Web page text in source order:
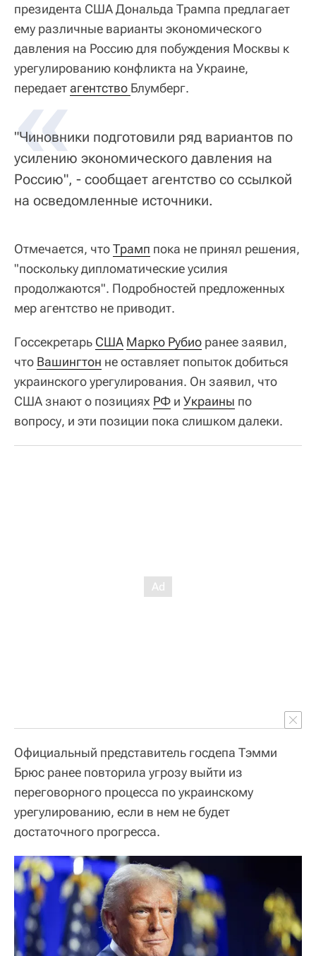
президента США Дональда Трампа предлагает
ему различные варианты экономического
давления на Россию для побуждения Москвы к
урегулированию конфликта на Украине,
передаетагентство Блумберг.
«
"Чиновники подготовили ряд вариантов по
усилению экономического давления на
Россию", - сообщает агентство со ссылкой
на осведомленные источники.
Отмечается, чтоТрамп пока не принял решения,
"поскольку дипломатические усилия
продолжаются". Подробностей предложенных
мер агентство не приводит.
Госсекретарь США Марко Рубио ранее заявил,
что Вашингтон не оставляет попыток добиться
украинского урегулирования. Он заявил, что
США знают о позициях РФ и Украины по
вопросу, и эти позиции пока слишком далеки.
Официальный представитель госдепа Тэмми
Брюс ранее повторила угрозу выйти из
переговорного процесса по украинскому
урегулированию, если в нем не будет
достаточного прогресса.